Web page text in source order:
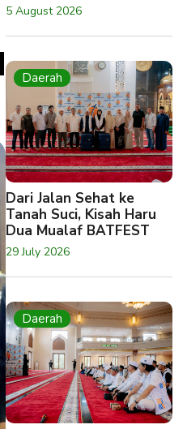
5 August 2026
Daerah
Dari Jalan Sehat ke
Tanah Suci, Kisah Haru
Dua Mualaf BATFEST
29 July 2026
Daerah